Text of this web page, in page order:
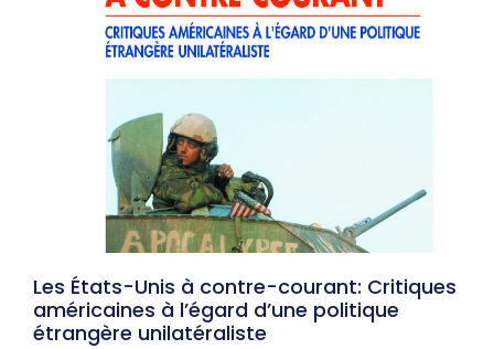
Les États-Unis à contre-courant: Critiques
américaines à l’égard d’une politique
étrangère unilatéraliste